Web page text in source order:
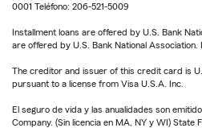
0001 Teléfono: 206-521-5009
Installment loans are offered by U.S. Bank
are offered by U.S. Bank National Association.
The creditor and issuer of this credit card is
pursuant to a license from Visa U.S.A. Inc.
El seguro de vida y las anualidades son
Company. (Sin licencia en MA, NY y WI) State